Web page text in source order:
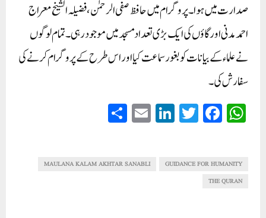
صدارت میں ہوا۔پروگرام میں حافظ صفی الرحمٰن، فضیلہ الشیخ معراج
احمد مدنی اور گاؤں کی ایک بڑی تعداد مسجد میں موجود رہی ۔تمام لوگوں
نے علماء کے بیانات کو بغور سماعت کیا اور اس طرح کے پروگرام کرنے کی
سفارش کی۔
W
ha
A
pp
Fa
ce
ok
T
wi
r
Li
nk
In
E
m
GUIDANCE FOR HUMANITY
MAULANA KALAM AKHTAR SANABLI
THE QURAN